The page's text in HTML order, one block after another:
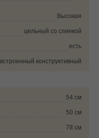
Высокая
цельный со спинкой
есть
встроенный конструктивный
54 см
50 см
78 см